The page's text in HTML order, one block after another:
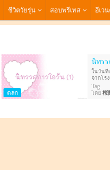
ชีวิตวัยรุ่น สอบพรีเทส อีเว
ตลก
นิทรร
ในวันที่
จากโร
เสียง
Tag -
โดย 桜